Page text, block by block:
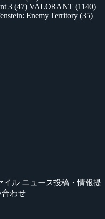
3 (47) VALORANT (1140)
Enemy Territory (35)
イル ニュース投稿・情報提
合わせ